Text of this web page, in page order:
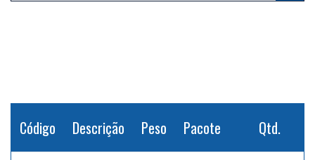
Código Descrição Peso Pacote Qtd.